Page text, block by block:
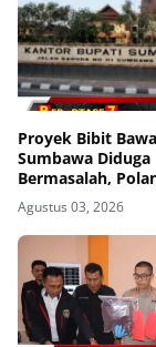
Proyek Bibit
Sumbawa Diduga
Bermasalah,
Kasus Korupsi di
Agustus 03, 2026